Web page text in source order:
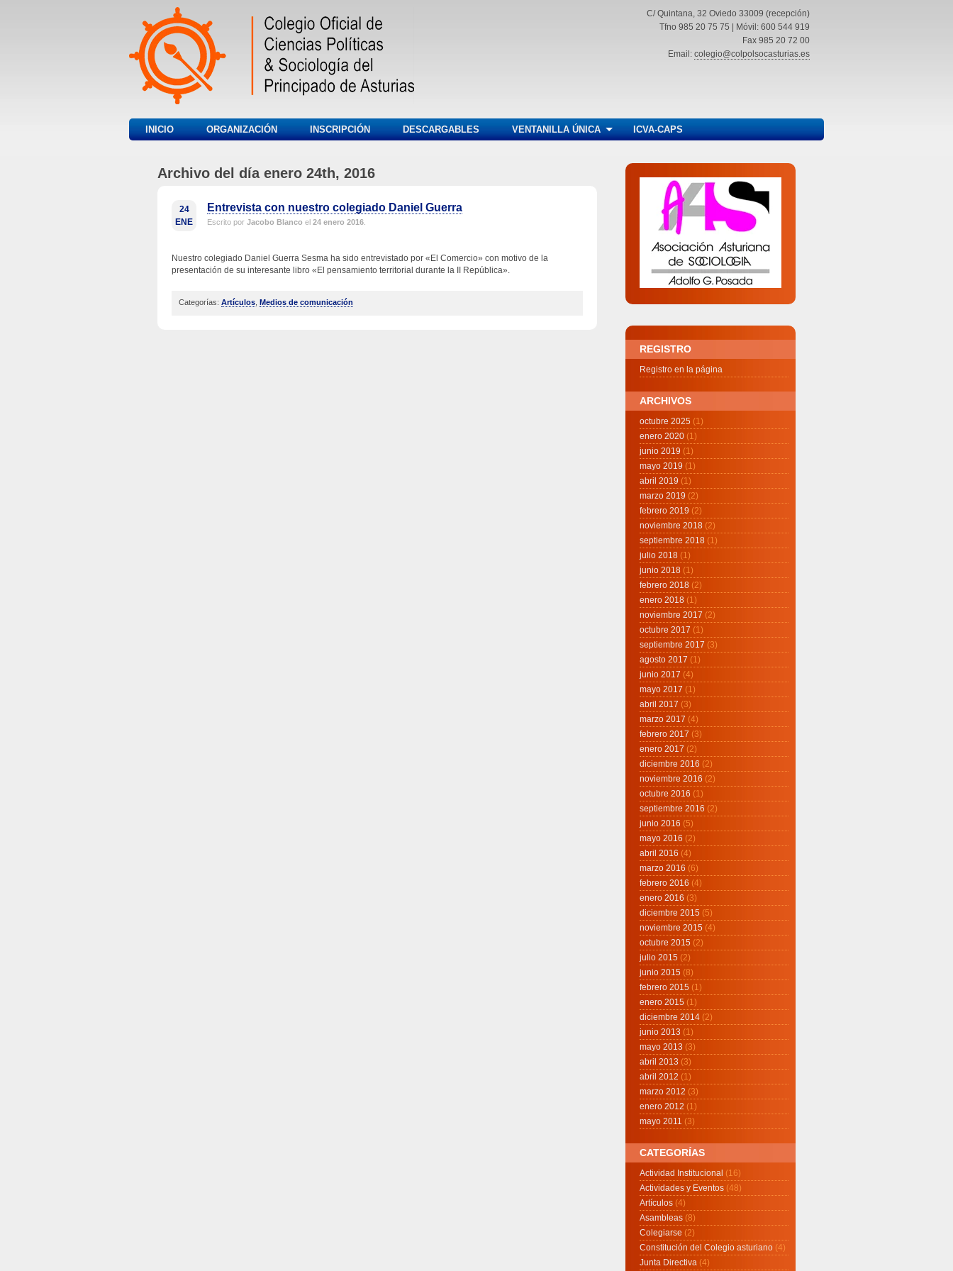
C/ Quintana, 32 Oviedo 33009 (recepción)
Tfno 985 20 75 75 | Móvil: 600 544 919
Fax 985 20 72 00
Email: colegio@colpolsocasturias.es
INICIO ORGANIZACIÓN INSCRIPCIÓN DESCARGABLES VENTANILLA ÚNICA ICVA-CAPS
Archivo del día enero 24th, 2016
24
ENE
Entrevista con nuestro colegiado Daniel Guerra
Escrito por Jacobo Blanco el 24 enero 2016
Nuestro colegiado Daniel Guerra Sesma ha sido entrevistado por «El Comercio» con motivo de la
presentación de su interesante libro «El pensamiento territorial durante la II República».
Categorías: Artículos Medios de comunicación
REGISTRO
Registro en la página
ARCHIVOS
octubre 2025 (1)
enero 2020 (1)
junio 2019 (1)
mayo 2019 (1)
abril 2019 (1)
marzo 2019 (2)
febrero 2019 (2)
noviembre 2018 (2)
septiembre 2018 (1)
julio 2018 (1)
junio 2018 (1)
febrero 2018 (2)
enero 2018 (1)
noviembre 2017 (2)
octubre 2017 (1)
septiembre 2017 (3)
agosto 2017 (1)
junio 2017 (4)
mayo 2017 (1)
abril 2017 (3)
marzo 2017 (4)
febrero 2017 (3)
enero 2017 (2)
diciembre 2016 (2)
noviembre 2016 (2)
octubre 2016 (1)
septiembre 2016 (2)
junio 2016 (5)
mayo 2016 (2)
abril 2016 (4)
marzo 2016 (6)
febrero 2016 (4)
enero 2016 (3)
diciembre 2015 (5)
noviembre 2015 (4)
octubre 2015 (2)
julio 2015 (2)
junio 2015 (8)
febrero 2015 (1)
enero 2015 (1)
diciembre 2014 (2)
junio 2013 (1)
mayo 2013 (3)
abril 2013 (3)
abril 2012 (1)
marzo 2012 (3)
enero 2012 (1)
mayo 2011 (3)
CATEGORÍAS
Actividad Institucional (16)
Actividades y Eventos (48)
Artículos (4)
Asambleas (8)
Colegiarse (2)
Constitución del Colegio asturiano (4)
Junta Directiva (4)